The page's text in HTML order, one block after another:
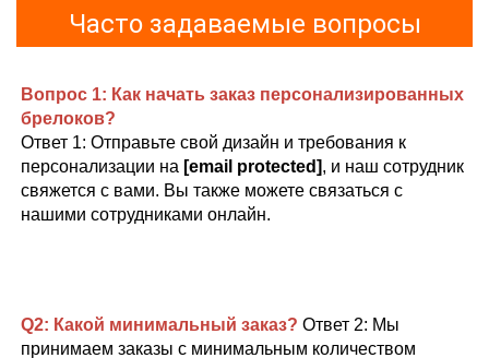
Часто задаваемые вопросы
Вопрос 1: Как начать заказ персонализированных
брелоков?
Ответ 1: Отправьте свой дизайн и требования к
персонализации на [email protected], и наш сотрудник
свяжется с вами. Вы также можете связаться с
нашими сотрудниками онлайн.
Q2: Какой минимальный заказ? Ответ 2: Мы
принимаем заказы с минимальным количеством